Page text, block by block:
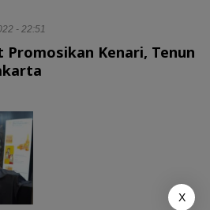
- 22:51
Kenari, Tenun
X